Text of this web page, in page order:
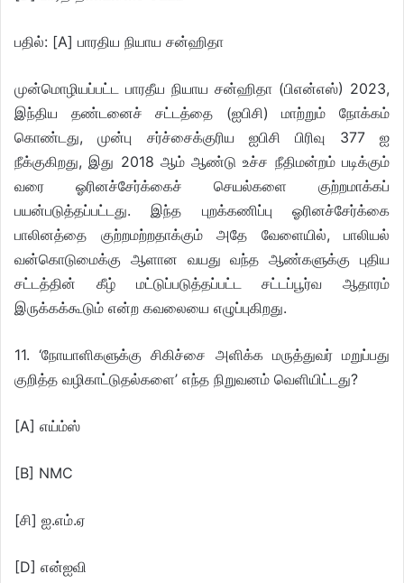
பதில்: [A] பாரதிய நியாய சன்ஹிதா
முன்மொழியப்பட்ட பாரதீய நியாய சன்ஹிதா (பிஎன்எஸ்) 2023,
இந்திய தண்டனைச் சட்டத்தை (ஐபிசி) மாற்றும் நோக்கம்
கொண்டது, முன்பு சர்ச்சைக்குரிய ஐபிசி பிரிவு 377 ஐ
நீக்குகிறது, இது 2018 ஆம் ஆண்டு உச்ச நீதிமன்றம் படிக்கும்
வரை ஓரினச்சேர்க்கைச் செயல்களை குற்றமாக்கப்
பயன்படுத்தப்பட்டது. இந்த புறக்கணிப்பு ஓரினச்சேர்க்கை
பாலினத்தை குற்றமற்றதாக்கும் அதே வேளையில், பாலியல்
வன்கொடுமைக்கு ஆளான வயது வந்த ஆண்களுக்கு புதிய
சட்டத்தின் கீழ் மட்டுப்படுத்தப்பட்ட சட்டப்பூர்வ ஆதாரம்
இருக்கக்கூடும் என்ற கவலையை எழுப்புகிறது.
11. ‘நோயாளிகளுக்கு சிகிச்சை அளிக்க மருத்துவர் மறுப்பது
குறித்த வழிகாட்டுதல்களை’ எந்த நிறுவனம் வெளியிட்டது?
[A] எய்ம்ஸ்
[B] NMC
[சி] ஐ.எம்.ஏ
[D] என்ஐவி